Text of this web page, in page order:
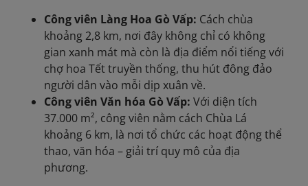
Công viên Làng Hoa Gò Vấp: Cách chùa
khoảng 2,8 km, nơi đây không chỉ có không
gian xanh mát mà còn là địa điểm nổi tiếng với
chợ hoa Tết truyền thống, thu hút đông đảo
người dân vào mỗi dịp xuân về.
Công viên Văn hóa Gò Vấp: Với diện tích
37.000 m², công viên nằm cách Chùa Lá
khoảng 6 km, là nơi tổ chức các hoạt động thể
thao, văn hóa – giải trí quy mô của địa
phương.